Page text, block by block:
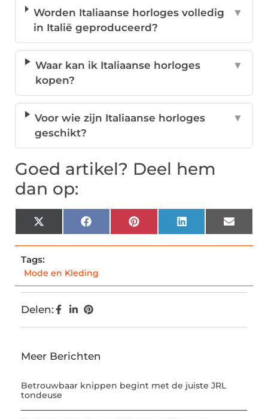
Worden Italiaanse horloges volledig
in Italië geproduceerd?
▼
Waar kan ik Italiaanse horloges
kopen?
▼
Voor wie zijn Italiaanse horloges
geschikt?
▼
Goed artikel? Deel hem
dan op:
X
(Twitter)
FacebookPinterestLinkedInEmail
Tags:
Mode en Kleding
Delen:
Meer Berichten
Betrouwbaar knippen begint met de juiste JRL
tondeuse